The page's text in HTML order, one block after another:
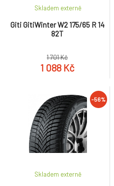
Giti GitiWinter W2 175/65 R 14
82T
Skladem externě
1 701 Kč
1 088 Kč
-56%
Skladem externě